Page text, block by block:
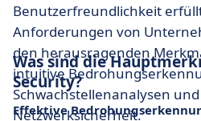
Benutzerfreundlichkeit
Anforderungen von
den herausragenden
intuitive
Schwachstellenanalysen
Netzwerksicherheit.
Was sind die
Security?
Effektive